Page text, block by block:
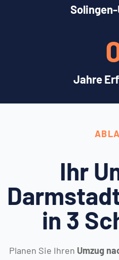
Jahre
Ihr
in 3
Planen Sie Ihren Umzug